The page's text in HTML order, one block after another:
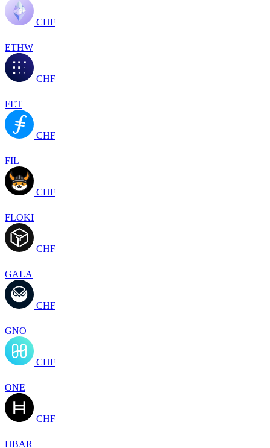
CHF
ETHW
CHF
FET
CHF
FIL
CHF
FLOKI
CHF
GALA
CHF
GNO
CHF
ONE
CHF
HBAR